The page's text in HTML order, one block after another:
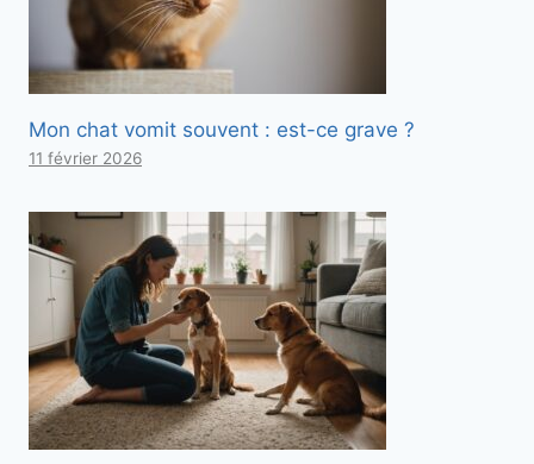
Mon chat vomit souvent : est-ce grave ?
11 février 2026